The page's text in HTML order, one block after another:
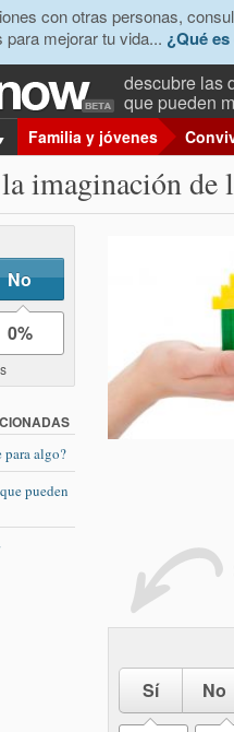
con otras personas,
mejorar tu vida... ¿Qué
descubre las
que pueden
Familia y jóvenes
imaginación de
No
0%
para algo?
pueden
Sí No